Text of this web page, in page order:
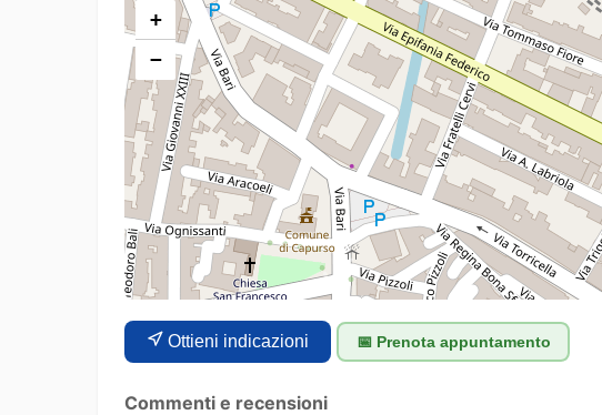
+
−
Ottieni indicazioni 📅 Prenota appuntamento
Commenti e recensioni